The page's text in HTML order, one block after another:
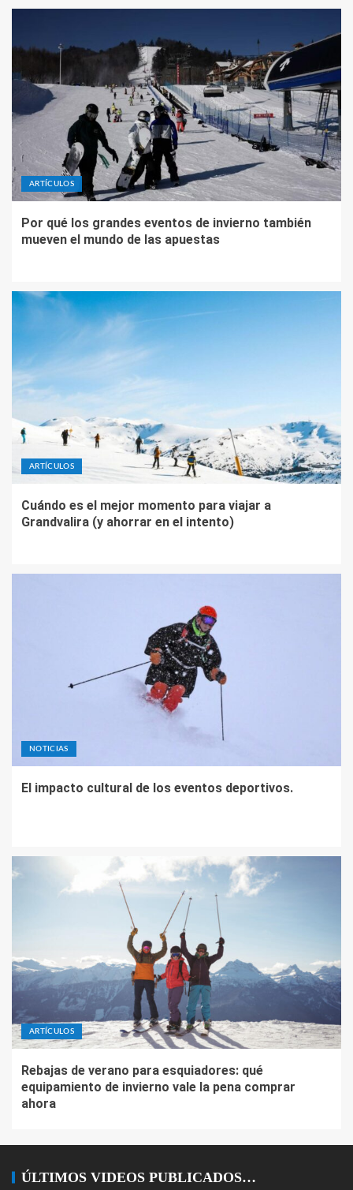
ARTÍCULOS
Por qué los grandes eventos de invierno también
mueven el mundo de las apuestas
ARTÍCULOS
Cuándo es el mejor momento para viajar a
Grandvalira (y ahorrar en el intento)
NOTICIAS
El impacto cultural de los eventos deportivos.
ARTÍCULOS
Rebajas de verano para esquiadores: qué
equipamiento de invierno vale la pena comprar
ahora
ÚLTIMOS VIDEOS PUBLICADOS…